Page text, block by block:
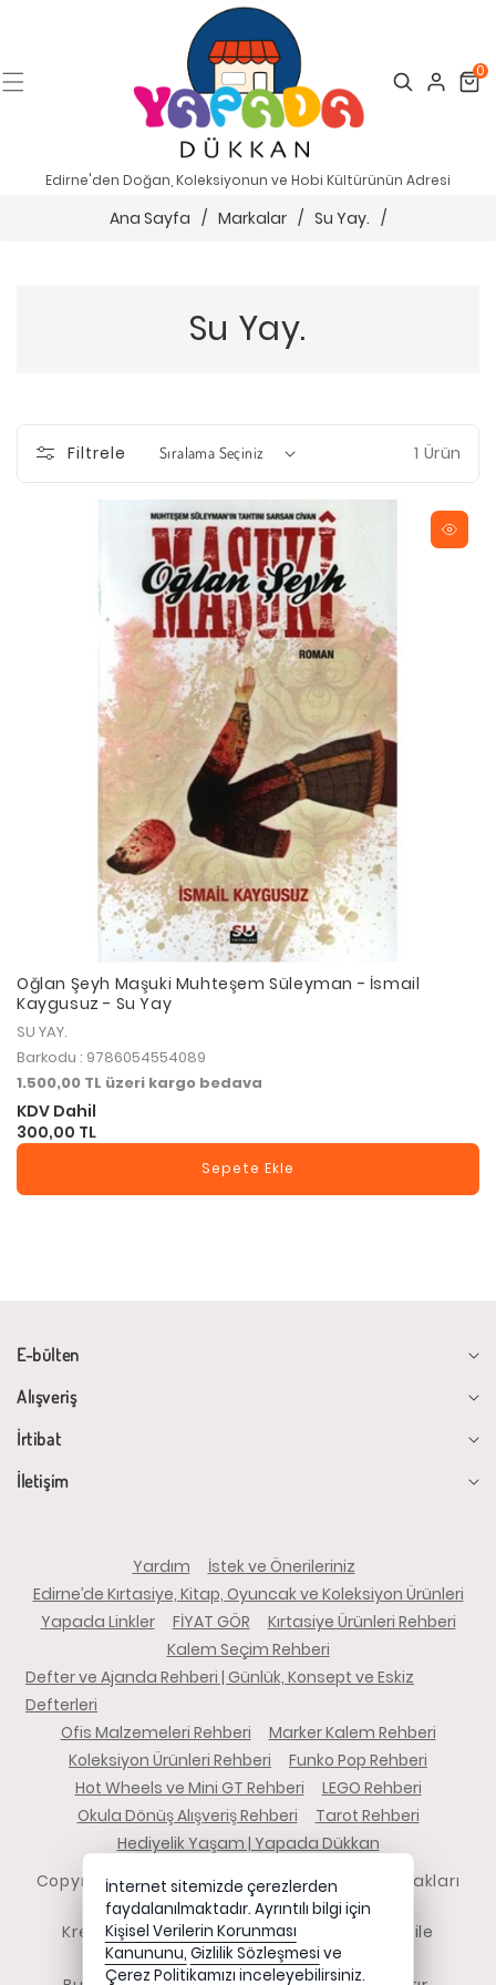
Search Cart
0
Edirne'den Doğan, Koleksiyonun ve Hobi Kültürünün Adresi
Ana Sayfa / Markalar / Su Yay. /
Su Yay.
Filtrele 1 Ürün
Oğlan Şeyh Maşuki Muhteşem Süleyman - İsmail
Kaygusuz - Su Yay
SU YAY.
Barkodu : 9786054554089
1.500,00 TL üzeri kargo bedava
KDV Dahil
300,00 TL
Sepete Ekle
E-bülten
Alışveriş
İrtibat
İletişim
Yardım
İstek ve Önerileriniz
Edirne’de Kırtasiye, Kitap, Oyuncak ve Koleksiyon Ürünleri
Yapada Linkler
FİYAT GÖR
Kırtasiye Ürünleri Rehberi
Kalem Seçim Rehberi
Defter ve Ajanda Rehberi | Günlük, Konsept ve Eskiz
Defterleri
Ofis Malzemeleri Rehberi
Marker Kalem Rehberi
Koleksiyon Ürünleri Rehberi
Funko Pop Rehberi
Hot Wheels ve Mini GT Rehberi
LEGO Rehberi
Okula Dönüş Alışveriş Rehberi
Tarot Rehberi
Hediyelik Yaşam | Yapada Dükkan
Copyright 2026 yapadadukkan.com - Tüm hakları
saklıdır.
Kredi kartı bilgileriniz 256bit SSL sertifikası ile
korunmaktadır.
İnternet sitemizde çerezlerden
faydalanılmaktadır. Ayrıntılı bilgi için
Kişisel Verilerin Korunması
Kanununu, Gizlilik Sözleşmesi ve
Çerez Politikamızı inceleyebilirsiniz.